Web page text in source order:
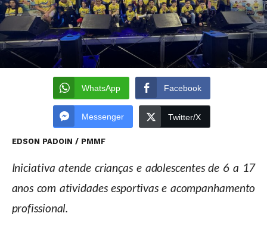
WhatsApp Facebook
Messenger Twitter/X
EDSON PADOIN / PMMF
Iniciativa atende crianças e adolescentes de 6 a 17
anos com atividades esportivas e acompanhamento
profissional.